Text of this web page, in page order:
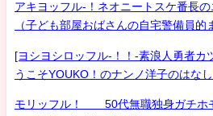
アキヨッフル-！ネオニートスケ番長の
（子ども部屋おばさんの自宅警備員的
[ヨシヨシロッフル-！！-素浪人勇者カ
うこそYOUKO！のナンノ洋子のはな
モリッフル！ 50代無職独身ガチホ